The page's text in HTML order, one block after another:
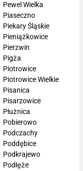
Pewel Wielka
Piaseczno
Piekary Śląskie
Pieniążkowice
Pierzwin
Pigża
Piotrowice
Piotrowice Wielkie
Pisanica
Pisarzowice
Płużnica
Pobierowo
Podczachy
Poddębice
Podkrajewo
Podłęże